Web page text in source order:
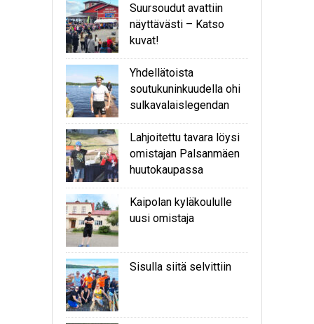
Suursoudut avattiin
näyttävästi – Katso
kuvat!
Yhdellätoista
soutukuninkuudella ohi
sulkavalaislegendan
Lahjoitettu tavara löysi
omistajan Palsanmäen
huutokaupassa
Kaipolan kyläkoululle
uusi omistaja
Sisulla siitä selvittiin